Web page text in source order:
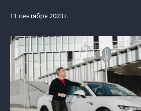
11 сентября 2023 г.